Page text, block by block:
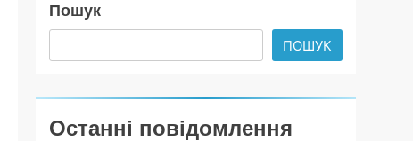
Пошук
ПОШУК
Останні повідомлення